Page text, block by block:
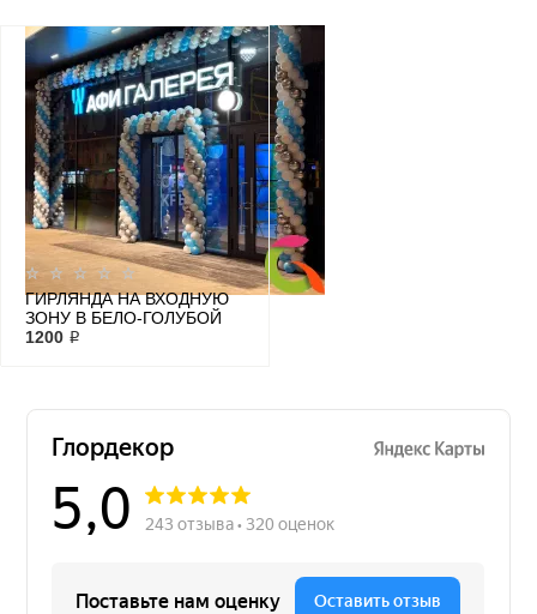
ГИРЛЯНДА НА ВХОДНУЮ
ЗОНУ В БЕЛО-ГОЛУБОЙ
ГАММЕ
1200 ₽